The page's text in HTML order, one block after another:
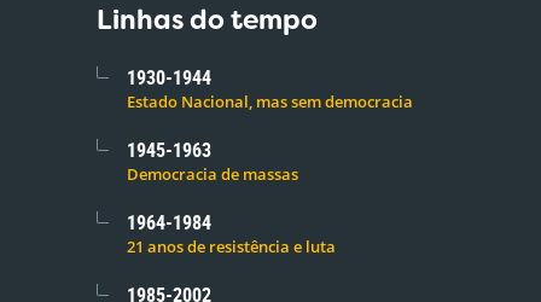
Linhas do tempo
1930-1944
Estado Nacional, mas sem democracia
1945-1963
Democracia de massas
1964-1984
21 anos de resistência e luta
1985-2002